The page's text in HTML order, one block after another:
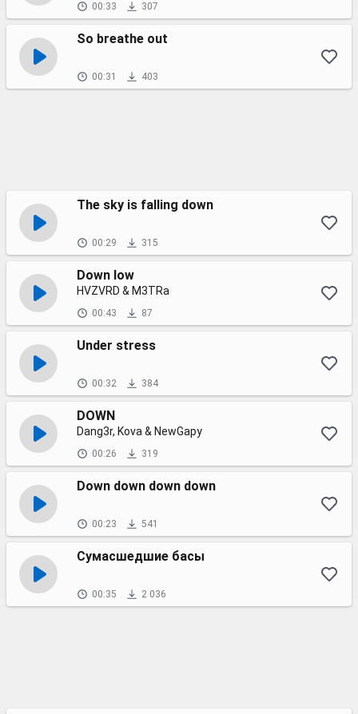
00:33 307
So breathe out
00:31 403
The sky is falling down
00:29 315
Down low
HVZVRD & M3TRa
00:43 87
Under stress
00:32 384
DOWN
Dang3r, Kova & NewGapy
00:26 319
Down down down down
00:23 541
Сумасшедшие басы
00:35 2 036